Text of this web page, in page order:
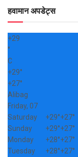
हवामान अपडेट्स
+29
°
C
+29°
+27°
Alibag
Friday, 07
Saturday
+29°+27°
Sunday
+29°+27°
Monday
+28°+27°
Tuesday
+28°+27°